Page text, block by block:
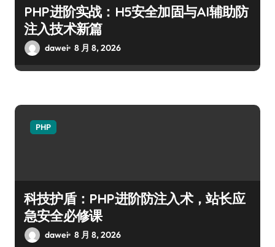
PHP进阶实战：H5安全加固与AI辅助防
注入技术新篇
dawei 8 月 8, 2026
PHP
科技护盾：PHP进阶防注入术，站长应
急安全必修课
dawei 8 月 8, 2026